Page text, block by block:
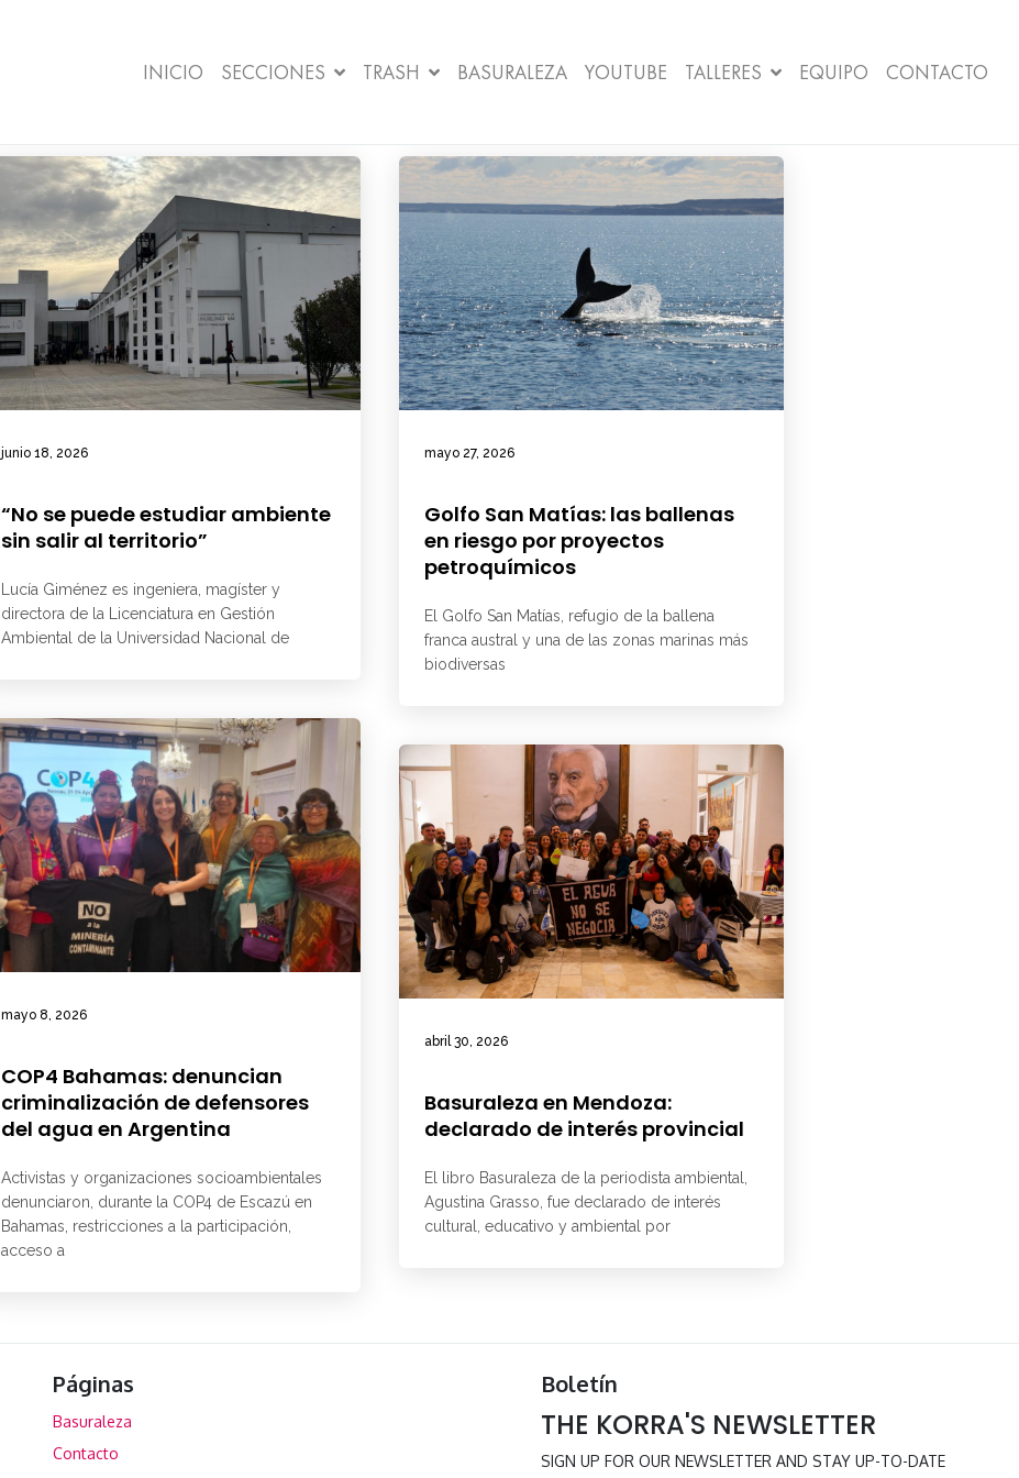
INICIO SECCIONES TRASH BASURALEZA YOUTUBE TALLERES EQUIPO CONTACTO
junio 18, 2026
“No se puede estudiar ambiente
sin salir al territorio”
Lucía Giménez es ingeniera, magíster y
directora de la Licenciatura en Gestión
Ambiental de la Universidad Nacional de
mayo 27, 2026
Golfo San Matías: las ballenas
en riesgo por proyectos
petroquímicos
El Golfo San Matías, refugio de la ballena
franca austral y una de las zonas marinas más
biodiversas
mayo 8, 2026
COP4 Bahamas: denuncian
criminalización de defensores
del agua en Argentina
Activistas y organizaciones socioambientales
denunciaron, durante la COP4 de Escazú en
Bahamas, restricciones a la participación,
acceso a
abril 30, 2026
Basuraleza en Mendoza:
declarado de interés provincial
El libro Basuraleza de la periodista ambiental,
Agustina Grasso, fue declarado de interés
cultural, educativo y ambiental por
Páginas
Basuraleza
Contacto
Boletín
THE KORRA'S NEWSLETTER
SIGN UP FOR OUR NEWSLETTER AND STAY UP-TO-DATE